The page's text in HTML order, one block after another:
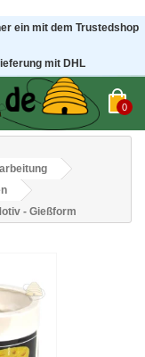
ein mit dem Trustedshop
mit DHL
0
- Gießform